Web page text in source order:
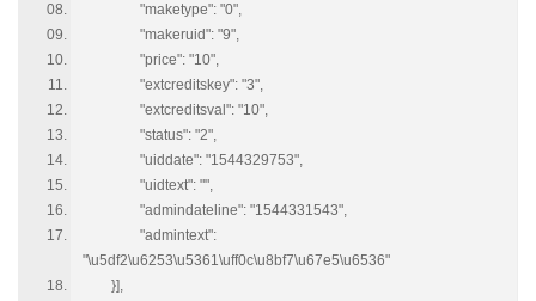
"maketype": "0",
"makeruid": "9",
"price": "10",
"extcreditskey": "3",
"extcreditsval": "10",
"status": "2",
"uiddate": "1544329753",
"uidtext": "",
"admindateline": "1544331543",
"admintext":
"\u5df2\u6253\u5361\uff0c\u8bf7\u67e5\u6536"
}],